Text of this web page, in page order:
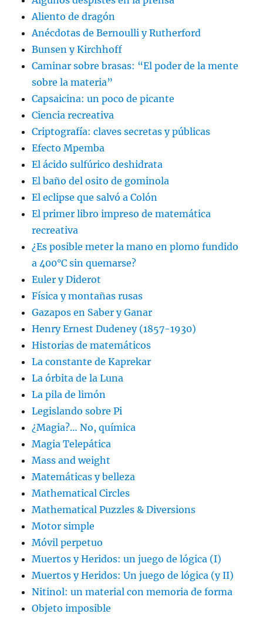
Aliento de dragón
Anécdotas de Bernoulli y Rutherford
Bunsen y Kirchhoff
Caminar sobre brasas: “El poder de la mente
sobre la materia”
Capsaicina: un poco de picante
Ciencia recreativa
Criptografía: claves secretas y públicas
Efecto Mpemba
El ácido sulfúrico deshidrata
El baño del osito de gominola
El eclipse que salvó a Colón
El primer libro impreso de matemática
recreativa
¿Es posible meter la mano en plomo fundido
a 400°C sin quemarse?
Euler y Diderot
Física y montañas rusas
Gazapos en Saber y Ganar
Henry Ernest Dudeney (1857-1930)
Historias de matemáticos
La constante de Kaprekar
La órbita de la Luna
La pila de limón
Legislando sobre Pi
¿Magia?… No, química
Magia Telepática
Mass and weight
Matemáticas y belleza
Mathematical Circles
Mathematical Puzzles & Diversions
Motor simple
Móvil perpetuo
Muertos y Heridos: un juego de lógica (I)
Muertos y Heridos: Un juego de lógica (y II)
Nitinol: un material con memoria de forma
Objeto imposible